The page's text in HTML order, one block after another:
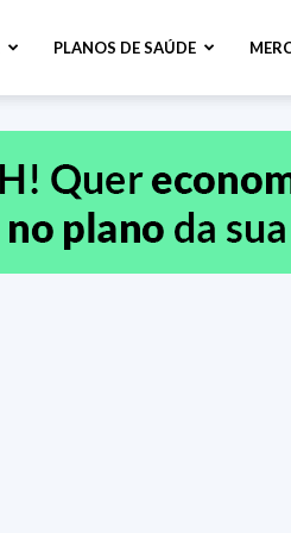
PLANOS DE SAÚDE